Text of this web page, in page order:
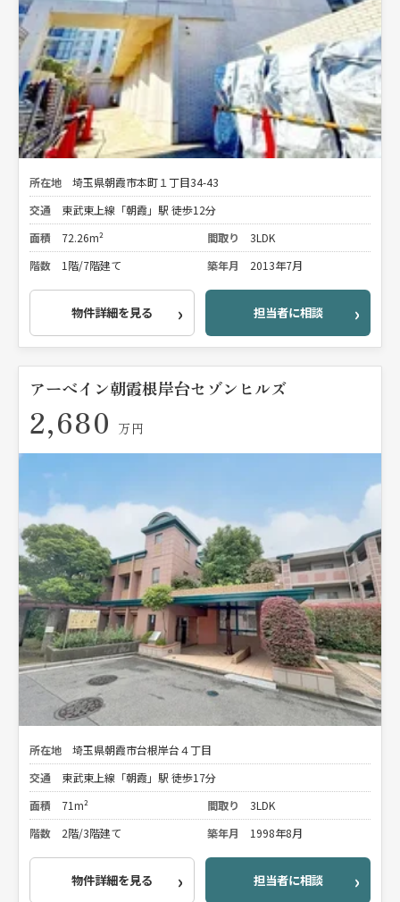
所在地
埼玉県朝霞市本町１丁目34-43
交通
東武東上線「朝霞」駅 徒歩12分
面積
72.26m² 間取り
3LDK
階数
1階/7階建て 築年月 2013年7月
物件詳細を見る 担当者に相談
アーベイン朝霞根岸台セゾンヒルズ
2,680 万円
所在地
埼玉県朝霞市台根岸台４丁目
交通
東武東上線「朝霞」駅 徒歩17分
面積
71m² 間取り
3LDK
階数
2階/3階建て 築年月 1998年8月
物件詳細を見る 担当者に相談